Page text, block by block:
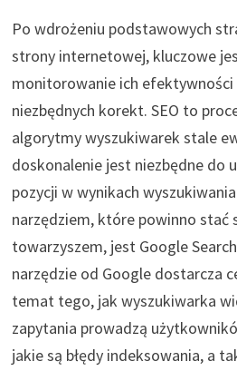
Po wdrożeniu podstawowych
strony internetowej, kluczowe
monitorowanie ich
niezbędnych korekt. SEO to
algorytmy wyszukiwarek stale
doskonalenie jest niezbędne do
pozycji w wynikach
narzędziem, które powinno stać
towarzyszem, jest Google
narzędzie od Google dostarcza
temat tego, jak wyszukiwarka
zapytania prowadzą
jakie są błędy indeksowania, a